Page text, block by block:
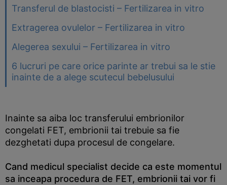
Transferul de blastocisti – Fertilizarea in vitro
Extragerea ovulelor – Fertilizarea in vitro
Alegerea sexului – Fertilizarea in vitro
6 lucruri pe care orice parinte ar trebui sa le stie
inainte de a alege scutecul bebelusului
Inainte sa aiba loc transferului embrionilor
congelati FET, embrionii tai trebuie sa fie
dezghetati dupa procesul de congelare.
Cand medicul specialist decide ca este momentul
sa inceapa procedura de FET, embrionii tai vor fi